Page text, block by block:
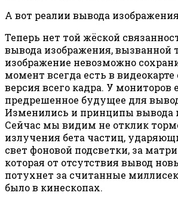
А вот реалии вывода
Теперь нет той жёской
вывода изображения, вызванной
изображение невозможно
момент всегда есть в видеокарте
версия всего кадра. У мониторов
предрешенное будущее для
Изменились и принципы вывода
Сейчас мы видим не отклик
излучения бета частиц,
свет фоновой подсветки, за
которая от отсутствия вывод
потухнет за считанные
было в кинескопах.